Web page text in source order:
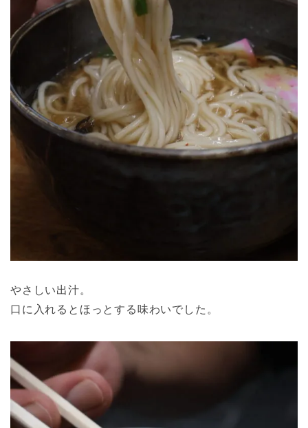
やさしい出汁。
口に入れるとほっとする味わいでした。